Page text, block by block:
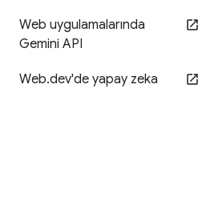
Web uygulamalarında
Gemini API
Web.dev'de yapay zeka